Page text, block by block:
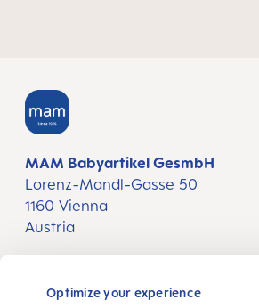
Optimize your experience
MAM Babyartikel GesmbH
Lorenz-Mandl-Gasse 50
1160 Vienna
Austria